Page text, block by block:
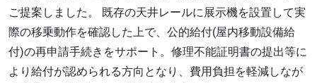
ご提案しました。 既存の天井レールに展示機を設置して実
際の移乗動作を確認した上で、公的給付(屋内移動設備給
付)の再申請手続きをサポート。修理不能証明書の提出等に
より給付が認められる方向となり、費用負担を軽減しなが